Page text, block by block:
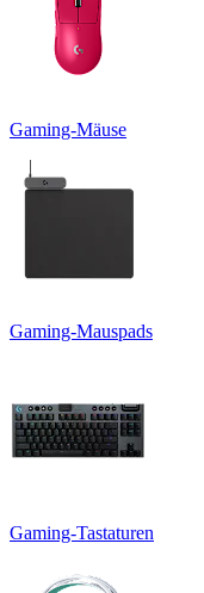
Gaming-Mäuse
Gaming-Mauspads
Gaming-Tastaturen